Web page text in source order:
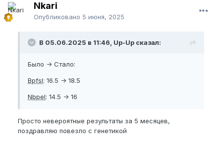
Nkari
Опубликовано 5 июня, 2025
В 05.06.2025 в 11:46, Up-Up сказал:
Было -> Стало:
Bpfsl: 16.5 -> 18.5
Nbpel: 14.5 -> 16
Просто невероятные результаты за 5 месяцев,
поздравляю повезло с генетикой